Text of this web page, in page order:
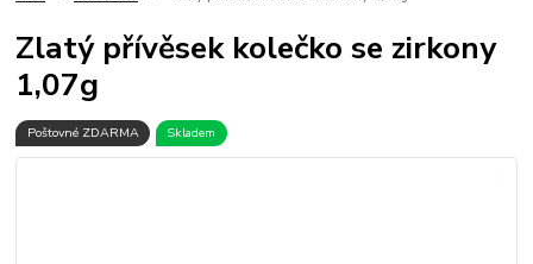
Zlatý přívěsek kolečko se zirkony
1,07g
Poštovné ZDARMA Skladem